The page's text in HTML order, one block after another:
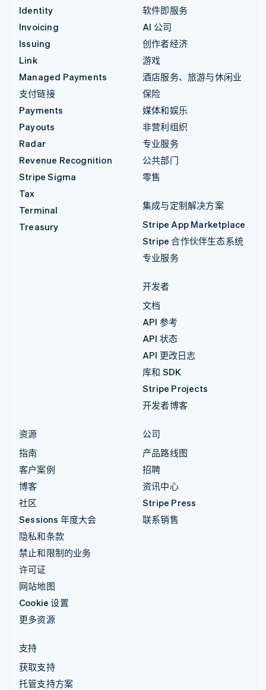
Identity
Invoicing
Issuing
Link
Managed Payments
支付链接
Payments
Payouts
Radar
Revenue Recognition
Stripe Sigma
Tax
Terminal
Treasury
软件即服务
AI 公司
创作者经济
游戏
酒店服务、旅游与休闲业
保险
媒体和娱乐
非营利组织
专业服务
公共部门
零售
集成与定制解决方案
Stripe App Marketplace
Stripe 合作伙伴生态系统
专业服务
开发者
文档
API 参考
API 状态
API 更改日志
库和 SDK
Stripe Projects
开发者博客
资源
指南
客户案例
博客
社区
Sessions 年度大会
隐私和条款
禁止和限制的业务
许可证
网站地图
Cookie 设置
更多资源
公司
产品路线图
招聘
资讯中心
Stripe Press
联系销售
支持
获取支持
托管支持方案